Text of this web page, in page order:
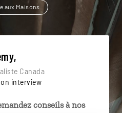
aux Maisons
Canada
interview
conseils à nos